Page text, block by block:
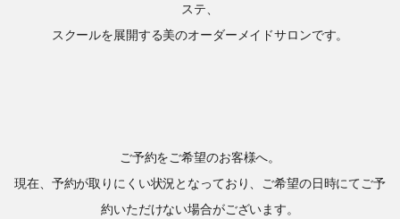
ステ、
スクールを展開する美のオーダーメイドサロンです。
ご予約をご希望のお客様へ。
現在、予約が取りにくい状況となっており、ご希望の日時にてご予
約いただけない場合がございます。